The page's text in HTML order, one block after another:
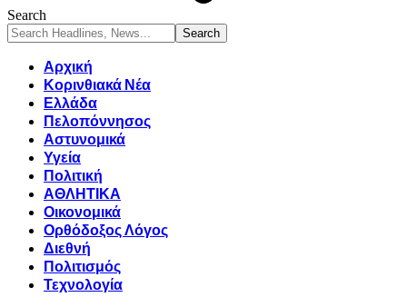
Search
Αρχική
Κορινθιακά Νέα
Ελλάδα
Πελοπόννησος
Αστυνομικά
Υγεία
Πολιτική
ΑΘΛΗΤΙΚΑ
Οικονομικά
Ορθόδοξος Λόγος
Διεθνή
Πολιτισμός
Τεχνολογία